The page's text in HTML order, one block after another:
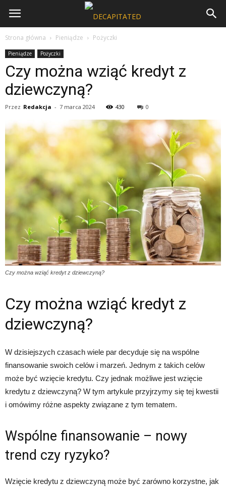
Strona główna Pieniądze Pożyczki
Pieniądze Pożyczki
Czy można wziąć kredyt z
dziewczyną?
Przez Redakcja - 7 marca 2024 430 0
Czy można wziąć kredyt z dziewczyną?
Czy można wziąć kredyt z
dziewczyną?
W dzisiejszych czasach wiele par decyduje się na wspólne
finansowanie swoich celów i marzeń. Jednym z takich celów
może być wzięcie kredytu. Czy jednak możliwe jest wzięcie
kredytu z dziewczyną? W tym artykule przyjrzymy się tej kwestii
i omówimy różne aspekty związane z tym tematem.
Wspólne finansowanie – nowy
trend czy ryzyko?
Wzięcie kredytu z dziewczyną może być zarówno korzystne, jak